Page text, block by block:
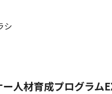
シ
人材育成プログラム